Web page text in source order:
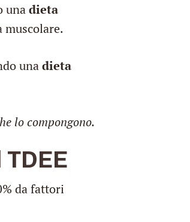
unadieta
muscolare.
unadieta
lo compongono.
da fattori